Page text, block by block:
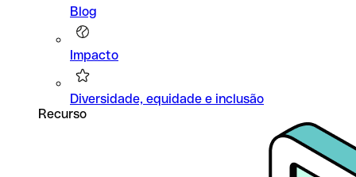
Blog
Impacto
Diversidade, equidade e inclusão
Recurso